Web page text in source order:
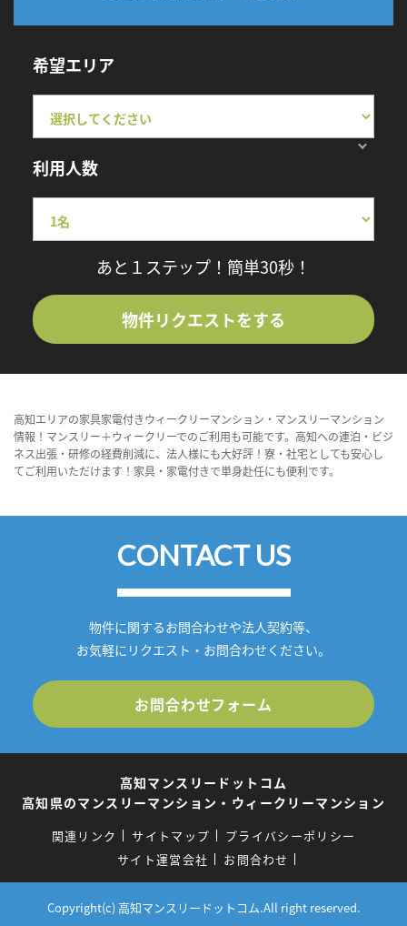
希望エリア
利用人数
あと１ステップ！簡単30秒！
物件リクエストをする
高知エリアの家具家電付きウィークリーマンション・マンスリーマンション
情報！マンスリー＋ウィークリーでのご利用も可能です。高知への連泊・ビジ
ネス出張・研修の経費削減に、法人様にも大好評！寮・社宅としても安心し
てご利用いただけます！家具・家電付きで単身赴任にも便利です。
CONTACT US
物件に関するお問合わせや法人契約等、
お気軽にリクエスト・お問合わせください。
お問合わせフォーム
高知マンスリードットコム
高知県のマンスリーマンション・ウィークリーマンション
関連リンク サイトマップ
プライバシーポリシー
サイト運営会社
お問合わせ
Copyright(c) 高知マンスリードットコム.All right reserved.